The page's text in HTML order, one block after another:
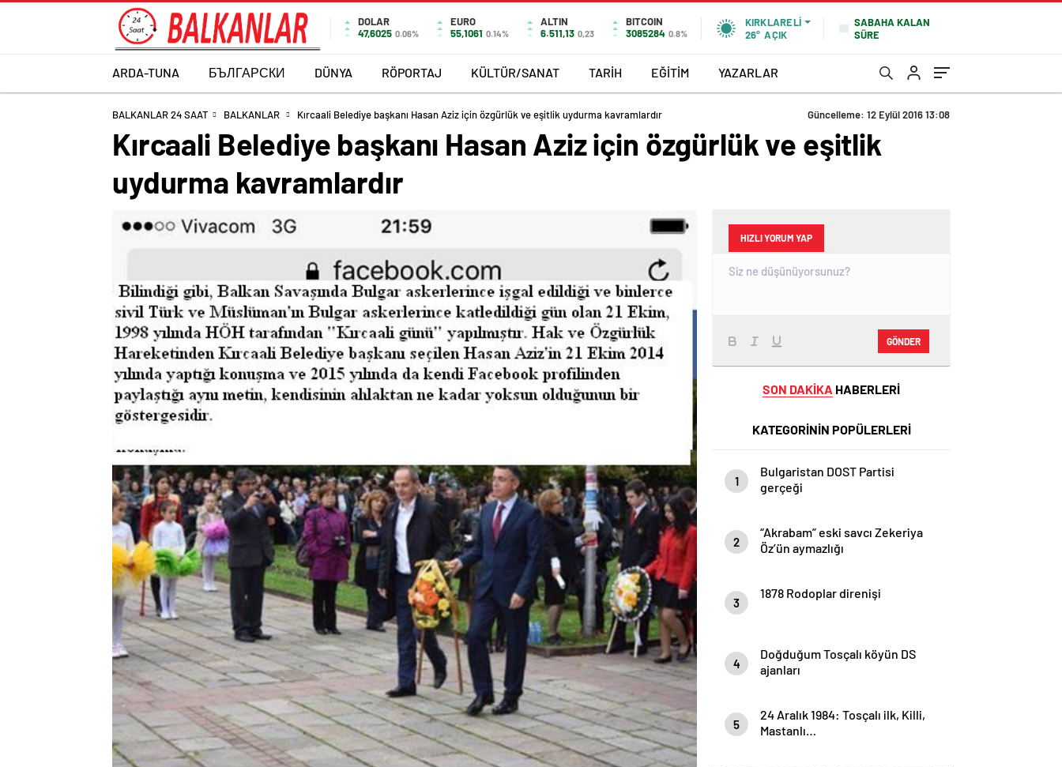
DOLAR
47,6025 0.06%
EURO
55,1061 0.14%
ALTIN
6.511,13 0,23
BITCOIN
3085284 0.8%
KIRKLARELI
26° AÇIK
SABAHA KALAN
SÜRE
ARDA-TUNA БЪЛГАРСКИ DÜNYA RÖPORTAJ KÜLTÜR/SANAT TARİH EĞİTİM YAZARLAR
BALKANLAR 24 SAAT BALKANLAR Kırcaali Belediye başkanı Hasan Aziz için özgürlük ve eşitlik uydurma kavramlardır Güncelleme: 12 Eylül 2016 13:08
Kırcaali Belediye başkanı Hasan Aziz için özgürlük ve eşitlik
uydurma kavramlardır
HIZLI YORUM YAP
GÖNDER
SON DAKİKA HABERLERİ
KATEGORİNİN POPÜLERLERİ
1
Bulgaristan DOST Partisi
gerçeği
2
“Akrabam” eski savcı Zekeriya
Öz’ün aymazlığı
3
1878 Rodoplar direnişi
4
Doğduğum Tosçalı köyün DS
ajanları
5
24 Aralık 1984: Tosçalı ilk, Killi,
Mastanlı…